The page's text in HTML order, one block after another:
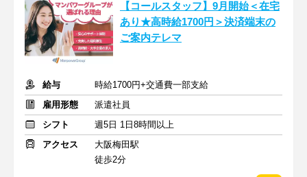
【コールスタッフ】9月開始＜在宅
あり★高時給1700円＞決済端末の
ご案内テレマ
給与
時給1700円+交通費一部支給
雇用形態
派遣社員
シフト
週5日 1日8時間以上
アクセス
大阪梅田駅
徒歩2分